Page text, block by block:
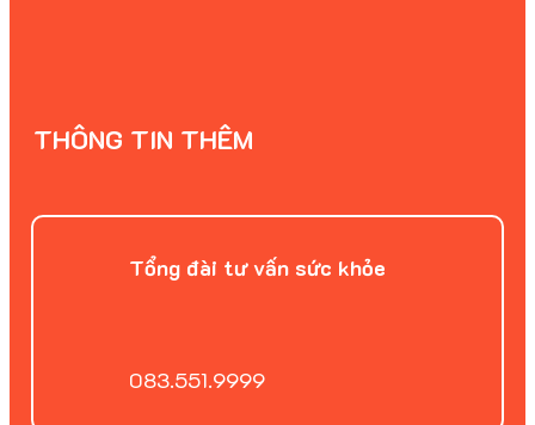
THÔNG TIN THÊM
Tổng đài tư vấn sức khỏe
083.551.9999